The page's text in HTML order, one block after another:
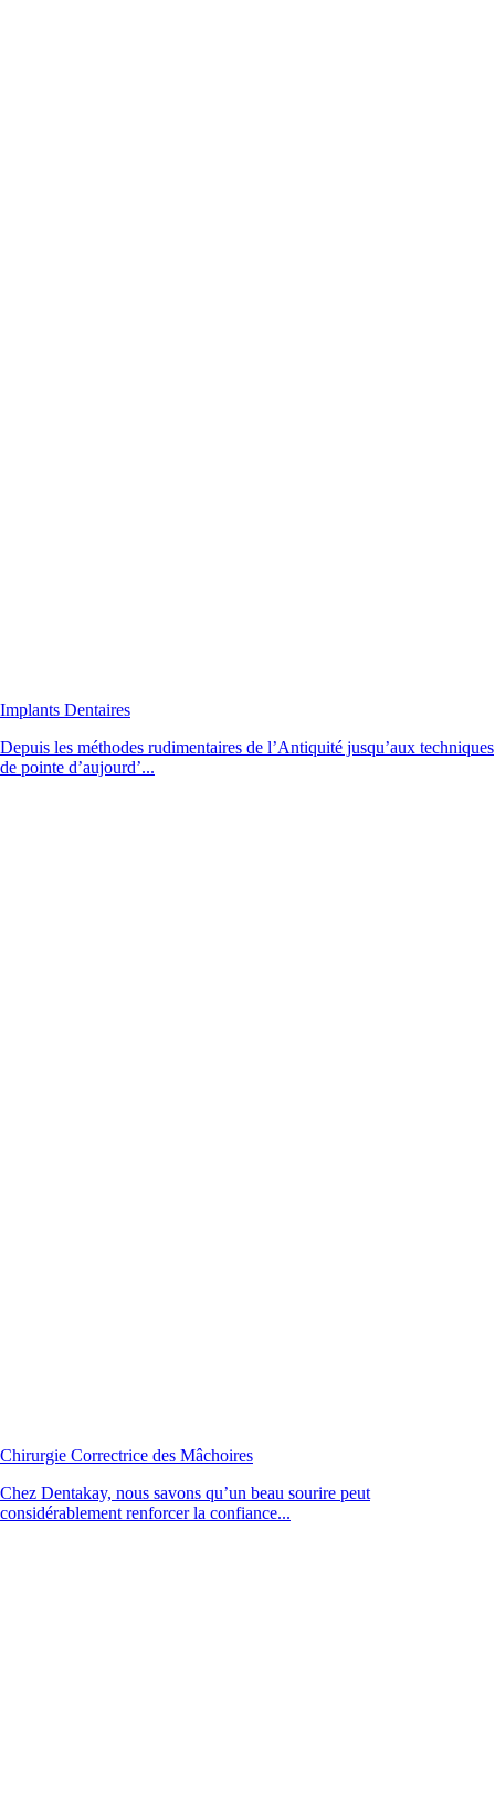
Implants Dentaires
Depuis les méthodes rudimentaires de l’Antiquité jusqu’aux techniques
de pointe d’aujourd’...
Chirurgie Correctrice des Mâchoires
Chez Dentakay, nous savons qu’un beau sourire peut
considérablement renforcer la confiance...